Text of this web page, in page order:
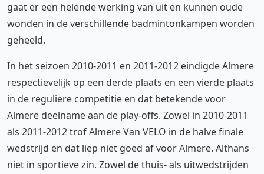
gaat er een helende werking van uit en kunnen oude
wonden in de verschillende badmintonkampen worden
geheeld.
In het seizoen 2010-2011 en 2011-2012 eindigde Almere
respectievelijk op een derde plaats en een vierde plaats
in de reguliere competitie en dat betekende voor
Almere deelname aan de play-offs. Zowel in 2010-2011
als 2011-2012 trof Almere Van VELO in de halve finale
wedstrijd en dat liep niet goed af voor Almere. Althans
niet in sportieve zin. Zowel de thuis- als uitwedstrijden